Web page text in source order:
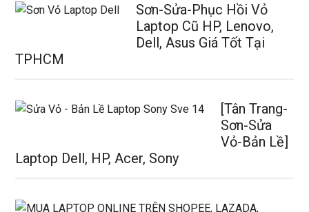
Sơn-Sửa-Phục Hồi Vỏ
Laptop Cũ HP, Lenovo,
Dell, Asus Giá Tốt Tại
TPHCM
[Tân Trang-
Sơn-Sửa
Vỏ-Bản Lề]
Laptop Dell, HP, Acer, Sony